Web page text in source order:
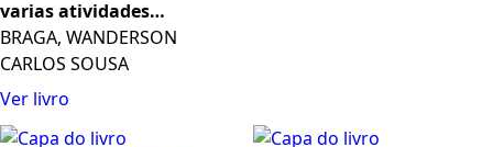
varias atividades
diferentes (Portuguese
Edition)
BRAGA, WANDERSON
CARLOS SOUSA
Ver livro